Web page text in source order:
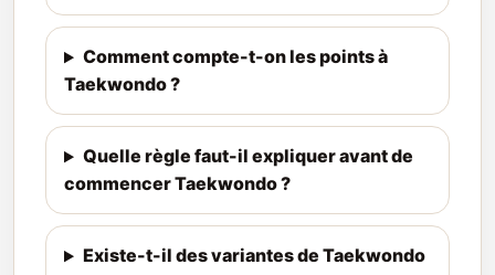
Comment compte-t-on les points à
Taekwondo ?
Quelle règle faut-il expliquer avant de
commencer Taekwondo ?
Existe-t-il des variantes de Taekwondo